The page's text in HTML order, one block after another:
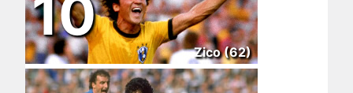
10
Zico (62)